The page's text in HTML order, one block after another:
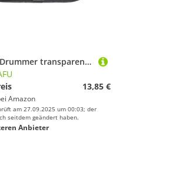
HAHAFU Drummer transparentes PVC-Federmäppchen, transparente Make-up-Tasche für Schule, Büro, Reisen, Fitnessstudio, Zubehör, Organizer (komplett bedruckte Vorderseite)
13,85 €
Amazon
am 27.09.2025 um 00:03; der
seitdem geändert haben.
Anbieter